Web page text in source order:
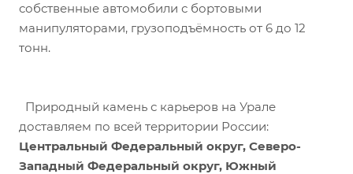
собственные автомобили с бортовыми
манипуляторами, грузоподъёмность от 6 до 12
тонн.
Природный камень с карьеров на Урале
доставляем по всей территории России:
Центральный Федеральный округ, Северо-
Западный Федеральный округ, Южный